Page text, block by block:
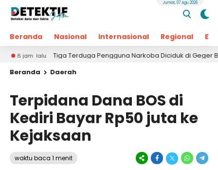
Beranda Nasional Internasional Regional
Jumat, 07 Agu 2026
Tiga Terduga Pengguna Narkoba Diciduk di Geger Bangkalan,
Beranda
Daerah
Terpidana Dana BOS di
Kediri Bayar Rp50 juta ke
Kejaksaan
waktu baca 1 menit